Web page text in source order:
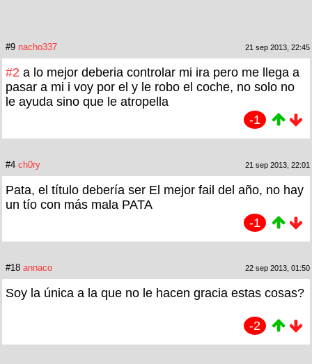
#9 nacho337 21 sep 2013, 22:45
#2 a lo mejor deberia controlar mi ira pero me llega a
pasar a mi i voy por el y le robo el coche, no solo no
le ayuda sino que le atropella
-1
#4 ch0ry 21 sep 2013, 22:01
Pata, el título debería ser El mejor fail del año, no hay
un tío con más mala PATA
-1
#18 annaco 22 sep 2013, 01:50
Soy la única a la que no le hacen gracia estas cosas?
-2